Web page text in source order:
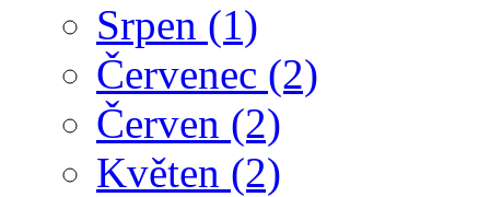
Srpen (1)
Červenec (2)
Červen (2)
Květen (2)